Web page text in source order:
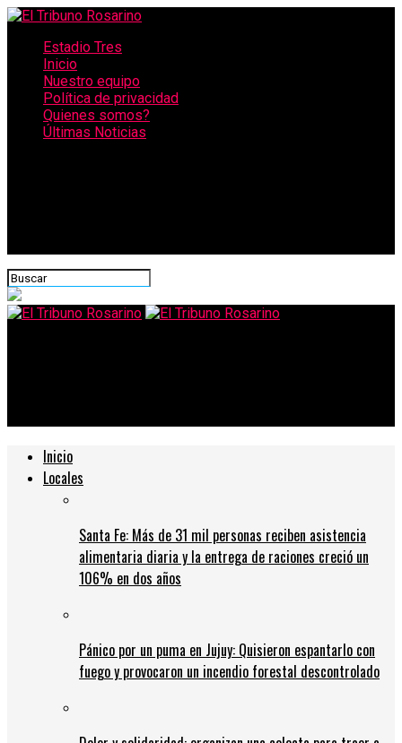
Estadio Tres
Inicio
Nuestro equipo
Política de privacidad
Quienes somos?
Últimas Noticias
Inicio
Locales
Santa Fe: Más de 31 mil personas reciben asistencia
alimentaria diaria y la entrega de raciones creció un
106% en dos años
Pánico por un puma en Jujuy: Quisieron espantarlo con
fuego y provocaron un incendio forestal descontrolado